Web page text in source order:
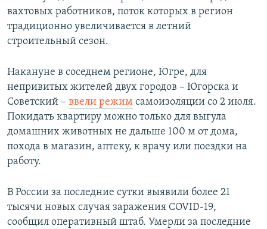
вахтовых работников, поток которых в регион
традиционно увеличивается в летний
строительный сезон.
Накануне в соседнем регионе, Югре, для
непривитых жителей двух городов – Югорска и
Советский – ввели режим самоизоляции со 2 июля.
Покидать квартиру можно только для выгула
домашних животных не дальше 100 м от дома,
похода в магазин, аптеку, к врачу или поездки на
работу.
В России за последние сутки выявили более 21
тысячи новых случая заражения COVID-19,
сообщил оперативный штаб. Умерли за последние